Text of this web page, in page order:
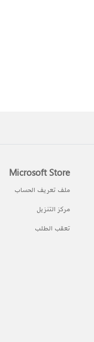
Microsoft Store
ملف تعريف الحساب
مركز التنزيل
تعقب الطلب